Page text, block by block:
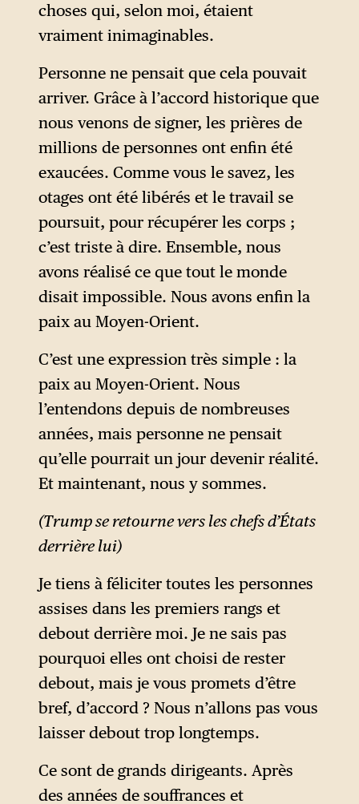
choses qui, selon moi, étaient
vraiment inimaginables.
Personne ne pensait que cela pouvait
arriver. Grâce à l’accord historique que
nous venons de signer, les prières de
millions de personnes ont enfin été
exaucées. Comme vous le savez, les
otages ont été libérés et le travail se
poursuit, pour récupérer les corps ;
c’est triste à dire. Ensemble, nous
avons réalisé ce que tout le monde
disait impossible. Nous avons enfin la
paix au Moyen-Orient.
C’est une expression très simple : la
paix au Moyen-Orient. Nous
l’entendons depuis de nombreuses
années, mais personne ne pensait
qu’elle pourrait un jour devenir réalité.
Et maintenant, nous y sommes.
(Trump se retourne vers les chefs d’États
derrière lui)
Je tiens à féliciter toutes les personnes
assises dans les premiers rangs et
debout derrière moi. Je ne sais pas
pourquoi elles ont choisi de rester
debout, mais je vous promets d’être
bref, d’accord ? Nous n’allons pas vous
laisser debout trop longtemps.
Ce sont de grands dirigeants. Après
des années de souffrances et